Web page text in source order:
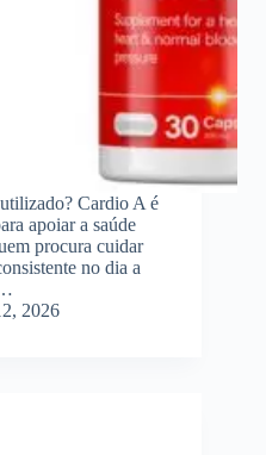
Cardio A é
apoiar a saúde
procura cuidar
no dia a
2026